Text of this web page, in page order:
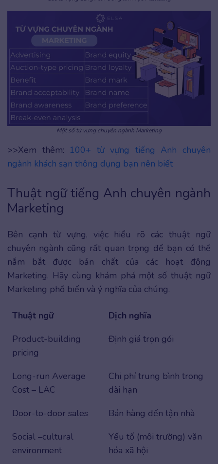
Một số từ vựng chuyên ngành Marketing
>>Xem thêm: 100+ từ vựng tiếng Anh chuyên
ngành khách sạn thông dụng bạn nên biết
Thuật ngữ tiếng Anh chuyên ngành
Marketing
Bên cạnh từ vựng, việc hiểu rõ các thuật ngữ
chuyên ngành cũng rất quan trọng để bạn có thể
nắm bắt được bản chất của các hoạt động
Marketing. Hãy cùng khám phá một số thuật ngữ
Marketing phổ biến và ý nghĩa của chúng.
Thuật ngữ
Dịch nghĩa
Product-building
pricing
Định giá trọn gói
Long-run Average
Cost – LAC
Chi phí trung bình trong
dài hạn
Door-to-door sales
Bán hàng đến tận nhà
Social –cultural
environment
Yếu tố (môi trường) văn
hóa xã hội